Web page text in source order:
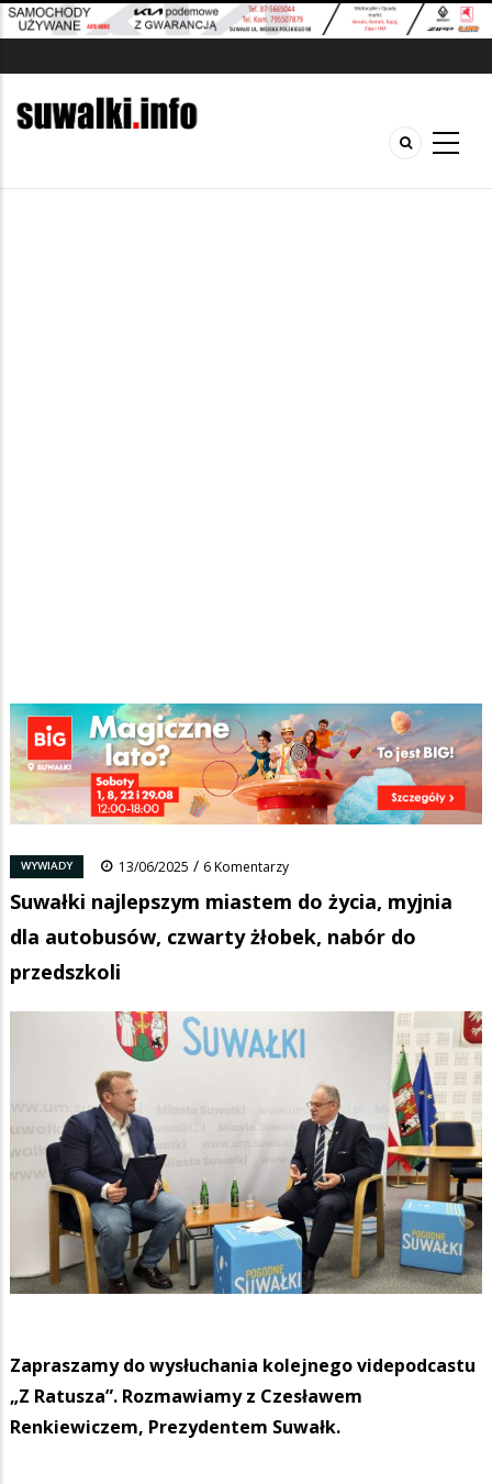
Ścieżka
nawigacyjna
Strona główna/Wiadomości/Wywiady/
Suwałki najlepszym miastem do życia, myjnia dla autobusów, czwarty
żłobek, nabór do przedszkoli
Facebook PinterestTumblrReddit Share
WYWIADY 13/06/2025 / 6 Komentarzy
Suwałki najlepszym miastem do życia, myjnia
dla autobusów, czwarty żłobek, nabór do
przedszkoli
Zapraszamy do wysłuchania kolejnego videpodcastu
„Z Ratusza”. Rozmawiamy z Czesławem
Renkiewiczem, Prezydentem Suwałk.